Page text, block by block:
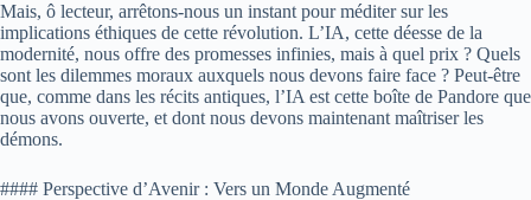
Mais, ô lecteur, arrêtons-nous un instant pour méditer sur les
implications éthiques de cette révolution. L’IA, cette déesse de la
modernité, nous offre des promesses infinies, mais à quel prix ? Quels
sont les dilemmes moraux auxquels nous devons faire face ? Peut-être
que, comme dans les récits antiques, l’IA est cette boîte de Pandore que
nous avons ouverte, et dont nous devons maintenant maîtriser les
démons.
#### Perspective d’Avenir : Vers un Monde Augmenté